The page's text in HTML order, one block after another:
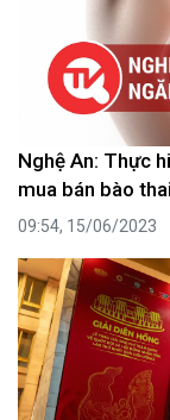
Nghệ An: Thực
mua bán bào thai
09:54, 15/06/2023